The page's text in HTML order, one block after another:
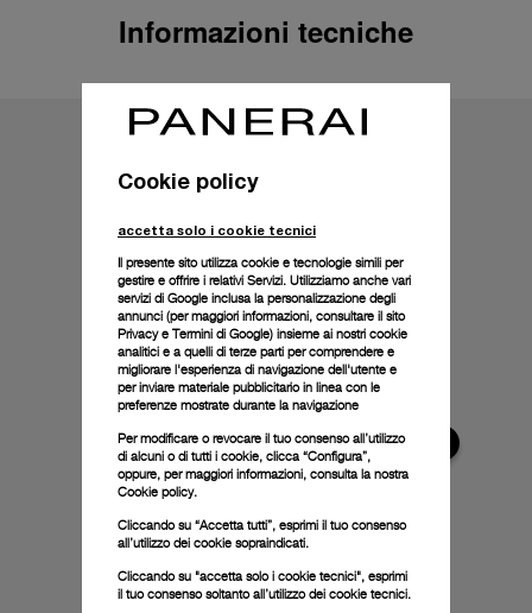
Informazioni tecniche
Cookie policy
accetta solo i cookie tecnici
Il presente sito utilizza cookie e tecnologie simili per
gestire e offrire i relativi Servizi. Utilizziamo anche vari
servizi di Google inclusa la personalizzazione degli
annunci (per maggiori informazioni, consultare il sito
Privacy e Termini di Google) insieme ai nostri cookie
analitici e a quelli di terze parti per comprendere e
migliorare l'esperienza di navigazione dell'utente e
per inviare materiale pubblicitario in linea con le
preferenze mostrate durante la navigazione
Per modificare o revocare il tuo consenso all’utilizzo
di alcuni o di tutti i cookie, clicca “Configura”,
oppure, per maggiori informazioni, consulta la nostra
Cookie policy.
Cliccando su “Accetta tutti”, esprimi il tuo consenso
all’utilizzo dei cookie sopraindicati.
Cliccando su "accetta solo i cookie tecnici", esprimi
il tuo consenso soltanto all’utilizzo dei cookie tecnici.